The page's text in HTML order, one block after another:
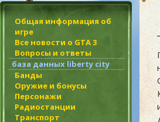
Общая информация об
игре
Все новости о GTA 3
Вопросы и ответы
база данных liberty city
Банды
Оружие и бонусы
Персонажи
Радиостанции
Транспорт